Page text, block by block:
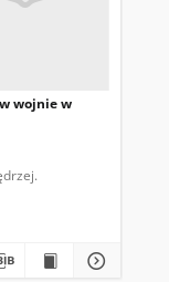
wojnie w